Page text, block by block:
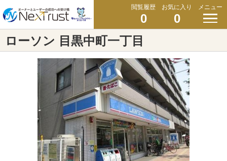
閲覧履歴
0
お気に入り
0
メニュー
ローソン 目黒中町一丁目